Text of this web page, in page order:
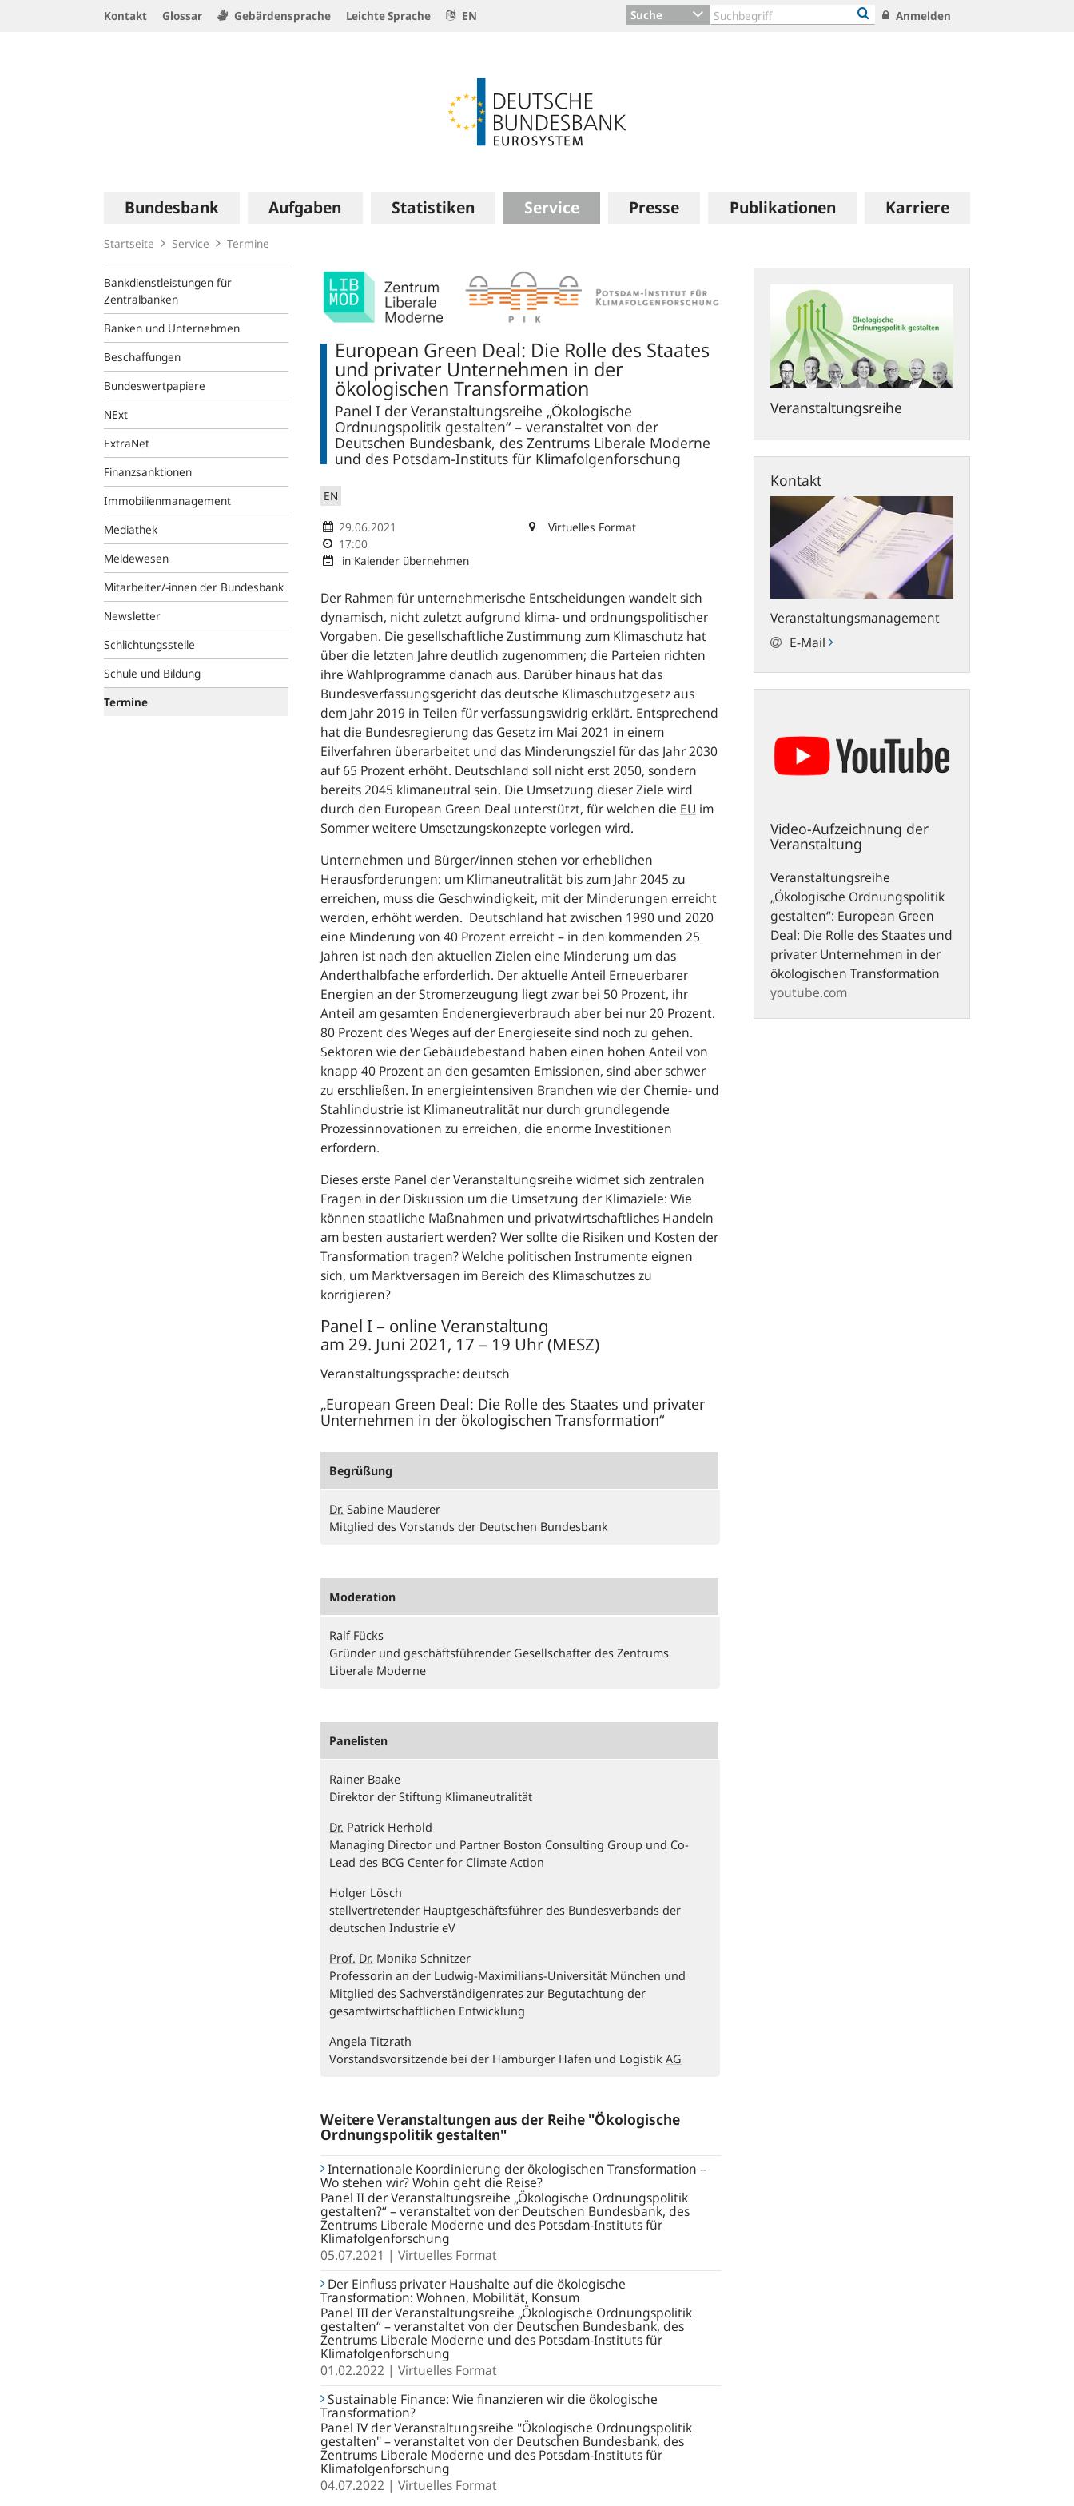
Kontakt Glossar Gebärdensprache Leichte Sprache EN Suche Anmelden
Hauptnavigation
Bundesbank Aufgaben Statistiken Service Presse Publikationen Karriere
Startseite Service Termine
Bankdienstleistungen für
Zentralbanken
Banken und Unternehmen
Beschaffungen
Bundeswertpapiere
NExt
ExtraNet
Finanzsanktionen
Immobilienmanagement
Mediathek
Meldewesen
Mitarbeiter/-innen der Bundesbank
Newsletter
Schlichtungsstelle
Schule und Bildung
Termine
European Green Deal: Die Rolle des Staates
und privater Unternehmen in der
ökologischen Transformation
Panel I der Veranstaltungsreihe „Ökologische
Ordnungspolitik gestalten“ – veranstaltet von der
Deutschen Bundesbank, des Zentrums Liberale Moderne
und des Potsdam-Instituts für Klimafolgenforschung
EN
29.06.2021
17:00
in Kalender übernehmen
Virtuelles Format
Der Rahmen für unternehmerische Entscheidungen wandeltsich
dynamisch, nicht zuletzt aufgrund klima- und ordnungspolitischer
Vorgaben. Die gesellschaftliche Zustimmung zum Klimaschutz hat
über die letzten Jahre deutlich zugenommen; die Parteien richten
ihre Wahlprogramme danach aus. Darüber hinaus hat das
Bundesverfassungsgericht das deutsche Klimaschutzgesetz aus
dem Jahr 2019 in Teilen für verfassungswidrig erklärt. Entsprechend
hat die Bundesregierung das Gesetz im Mai 2021 in einem
Eilverfahren überarbeitet und das Minderungsziel für das Jahr 2030
auf 65 Prozent erhöht. Deutschland soll nicht erst 2050, sondern
bereits 2045 klimaneutral sein. Die Umsetzung dieser Ziele wird
durch den European Green Deal unterstützt, für welchen die EU im
Sommer weitere Umsetzungskonzepte vorlegen wird.
Unternehmen und Bürger/innen stehen vor erheblichen
Herausforderungen: um Klimaneutralität bis zum Jahr 2045 zu
erreichen, muss die Geschwindigkeit, mit der Minderungen erreicht
werden, erhöht werden. Deutschland hat zwischen 1990 und 2020
eine Minderung von 40 Prozent erreicht – in den kommenden 25
Jahren ist nach den aktuellen Zielen eine Minderung um das
Anderthalbfache erforderlich. Der aktuelle Anteil Erneuerbarer
Energien an der Stromerzeugung liegt zwar bei 50 Prozent, ihr
Anteil am gesamten Endenergieverbrauch aber bei nur 20 Prozent.
80 Prozent des Weges auf der Energieseite sind noch zu gehen.
Sektoren wie der Gebäudebestand haben einen hohen Anteil von
knapp 40 Prozent an den gesamten Emissionen, sind aber schwer
zu erschließen. In energieintensiven Branchen wie der Chemie- und
Stahlindustrie ist Klimaneutralität nur durch grundlegende
Prozessinnovationen zu erreichen, die enorme Investitionen
erfordern.
Dieses erste Panel der Veranstaltungsreihe widmet sich zentralen
Fragen in der Diskussion um die Umsetzung der Klimaziele: Wie
können staatliche Maßnahmen und privatwirtschaftliches Handeln
am besten austariert werden? Wer sollte die Risiken und Kosten der
Transformation tragen? Welche politischen Instrumente eignen
sich, um Marktversagen im Bereich des Klimaschutzes zu
korrigieren?
Panel I – online Veranstaltung
am 29. Juni 2021, 17 – 19 Uhr (MESZ)
Veranstaltungssprache: deutsch
„European Green Deal: Die Rolle des Staates und privater
Unternehmen in der ökologischen Transformation“
Begrüßung
Dr. Sabine Mauderer
Mitglied des Vorstands der Deutschen Bundesbank
Moderation
Ralf Fücks
Gründer und geschäftsführender Gesellschafter des Zentrums
Liberale Moderne
Panelisten
Rainer Baake
Direktor der Stiftung Klimaneutralität
Dr. Patrick Herhold
Managing Director und Partner Boston Consulting Group und Co-
Lead des BCG Center for Climate Action
Holger Lösch
stellvertretender Hauptgeschäftsführer des Bundesverbands der
deutschen Industrie eV
Prof. Dr. Monika Schnitzer
Professorin an der Ludwig-Maximilians-Universität München und
Mitglied des Sachverständigenrates zur Begutachtung der
gesamtwirtschaftlichen Entwicklung
Angela Titzrath
Vorstandsvorsitzende bei der Hamburger Hafen und Logistik AG
Weitere Veranstaltungen aus der Reihe "Ökologische
Ordnungspolitik gestalten"
Internationale Koordinierung der ökologischen Transformation –
Wo stehen wir? Wohin geht die Reise?
Panel II der Veranstaltungsreihe „Ökologische Ordnungspolitik
gestalten?“ – veranstaltet von der Deutschen Bundesbank, des
Zentrums Liberale Moderne und des Potsdam-Instituts für
Klimafolgenforschung
05.07.2021 | Virtuelles Format
Der Einfluss privater Haushalte auf die ökologische
Transformation: Wohnen, Mobilität, Konsum
Panel III der Veranstaltungsreihe „Ökologische Ordnungspolitik
gestalten“ – veranstaltet von der Deutschen Bundesbank, des
Zentrums Liberale Moderne und des Potsdam-Instituts für
Klimafolgenforschung
01.02.2022 | Virtuelles Format
Sustainable Finance: Wie finanzieren wir die ökologische
Transformation?
Panel IV der Veranstaltungsreihe "Ökologische Ordnungspolitik
gestalten" – veranstaltet von der Deutschen Bundesbank, des
Zentrums Liberale Moderne und des Potsdam-Instituts für
Klimafolgenforschung
04.07.2022 | Virtuelles Format
Veranstaltungsreihe
Kontakt
Veranstaltungsmanagement
E-Mail
Video-Aufzeichnung der
Veranstaltung
Veranstaltungsreihe
„Ökologische Ordnungspolitik
gestalten“: European Green
Deal: Die Rolle des Staates und
privater Unternehmen in der
ökologischen Transformation
youtube.com